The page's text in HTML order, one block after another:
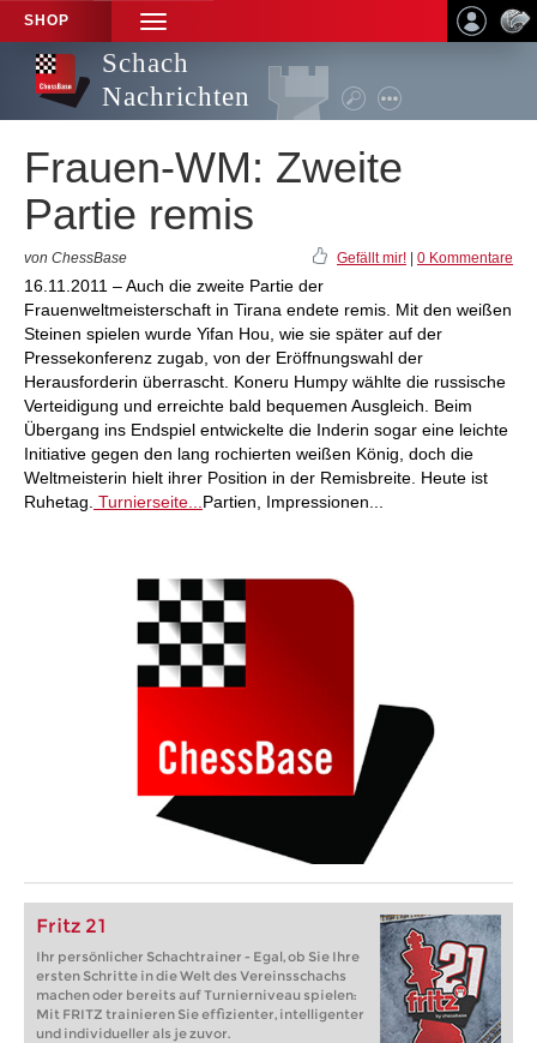
SHOP
TOGGLE
NAVIGATION
Schach
Nachrichten
Frauen-WM: Zweite
Partie remis
von ChessBase Gefällt mir! 0 Kommentare
16.11.2011 – Auch die zweite Partie der
Frauenweltmeisterschaft in Tirana endete remis. Mit den weißen
Steinen spielen wurde Yifan Hou, wie sie später auf der
Pressekonferenz zugab, von der Eröffnungswahl der
Herausforderin überrascht. Koneru Humpy wählte die russische
Verteidigung und erreichte bald bequemen Ausgleich. Beim
Übergang ins Endspiel entwickelte die Inderin sogar eine leichte
Initiative gegen den lang rochierten weißen König, doch die
Weltmeisterin hielt ihrer Position in der Remisbreite. Heute ist
Ruhetag. Turnierseite... Partien, Impressionen...
Fritz 21
Ihr persönlicher Schachtrainer - Egal, ob Sie Ihre
ersten Schritte in die Welt des Vereinsschachs
machen oder bereits auf Turnierniveau spielen:
Mit FRITZ trainieren Sie effizienter, intelligenter
und individueller als je zuvor.